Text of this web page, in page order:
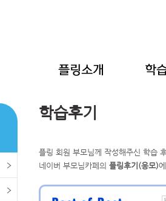
학습후기
플링 회원 부모님께 작성해주신 학습
네이버 부모님카페의 플링후기(응모)